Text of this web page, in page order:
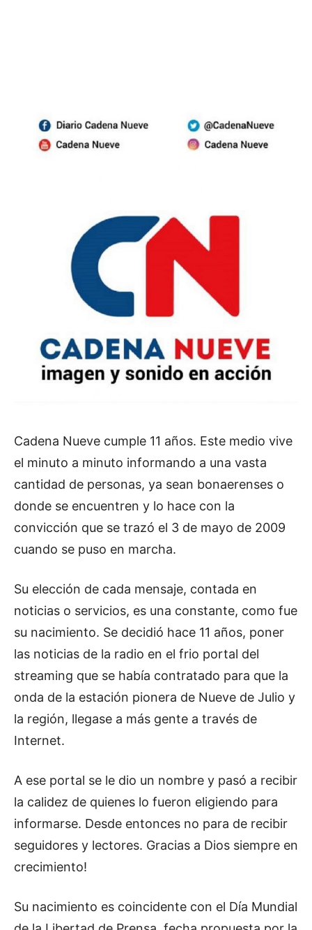
Cadena Nueve cumple 11 años. Este medio vive
el minuto a minuto informando a una vasta
cantidad de personas, ya sean bonaerenses o
donde se encuentren y lo hace con la
convicción que se trazó el 3 de mayo de 2009
cuando se puso en marcha.
Su elección de cada mensaje, contada en
noticias o servicios, es una constante, como fue
su nacimiento. Se decidió hace 11 años, poner
las noticias de la radio en el frio portal del
streaming que se había contratado para que la
onda de la estación pionera de Nueve de Julio y
la región, llegase a más gente a través de
Internet.
A ese portal se le dio un nombre y pasó a recibir
la calidez de quienes lo fueron eligiendo para
informarse. Desde entonces no para de recibir
seguidores y lectores. Gracias a Dios siempre en
crecimiento!
Su nacimiento es coincidente con el Día Mundial